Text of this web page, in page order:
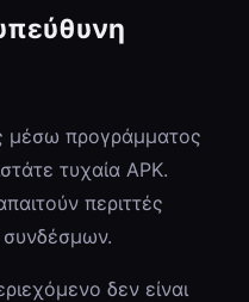
μέσω προγράμματος
τυχαία APK.
περιττές
συνδέσμων.
δεν είναι